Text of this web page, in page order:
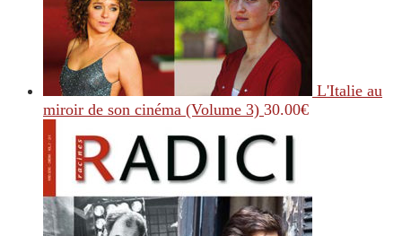
L'Italie au
miroir de son cinéma (Volume 3) 30.00€